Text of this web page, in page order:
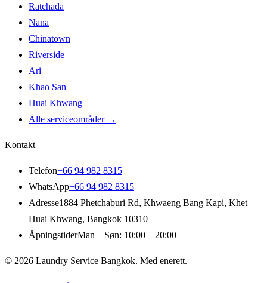
Ratchada
Nana
Chinatown
Riverside
Ari
Khao San
Huai Khwang
Alle serviceområder→
Kontakt
Telefon+66 94 982 8315
WhatsApp+66 94 982 8315
Adresse1884 Phetchaburi Rd, Khwaeng Bang Kapi, Khet
Huai Khwang, Bangkok 10310
ÅpningstiderMan – Søn: 10:00 – 20:00
© 2026 Laundry Service Bangkok. Med enerett.